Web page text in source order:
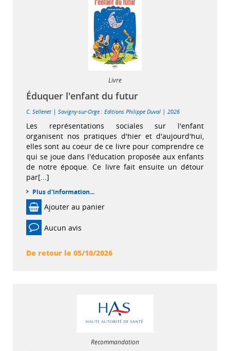
Livre
Éduquer l'enfant du futur
C. Sellenet | Savigny-sur-Orge : Editions Philippe Duval | 2026
Les représentations sociales sur l'enfant
organisent nos pratiques d'hier et d'aujourd'hui,
elles sont au coeur de ce livre pour comprendre ce
qui se joue dans l'éducation proposée aux enfants
de notre époque. Ce livre fait ensuite un détour
par[...]
Plus d'information...
Ajouter au panier
Aucun avis
De retour le 05/10/2026
Recommandation